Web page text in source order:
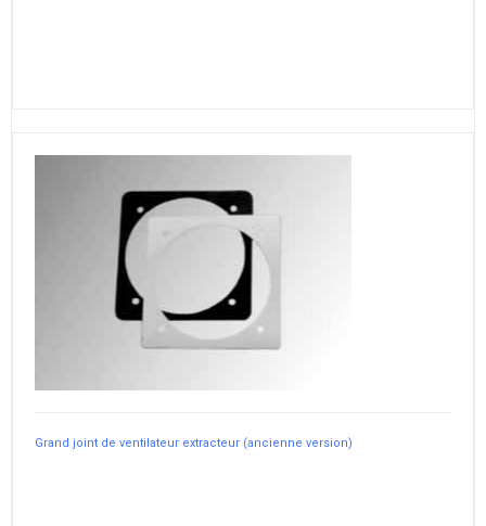
Grand joint de ventilateur extracteur (ancienne version)